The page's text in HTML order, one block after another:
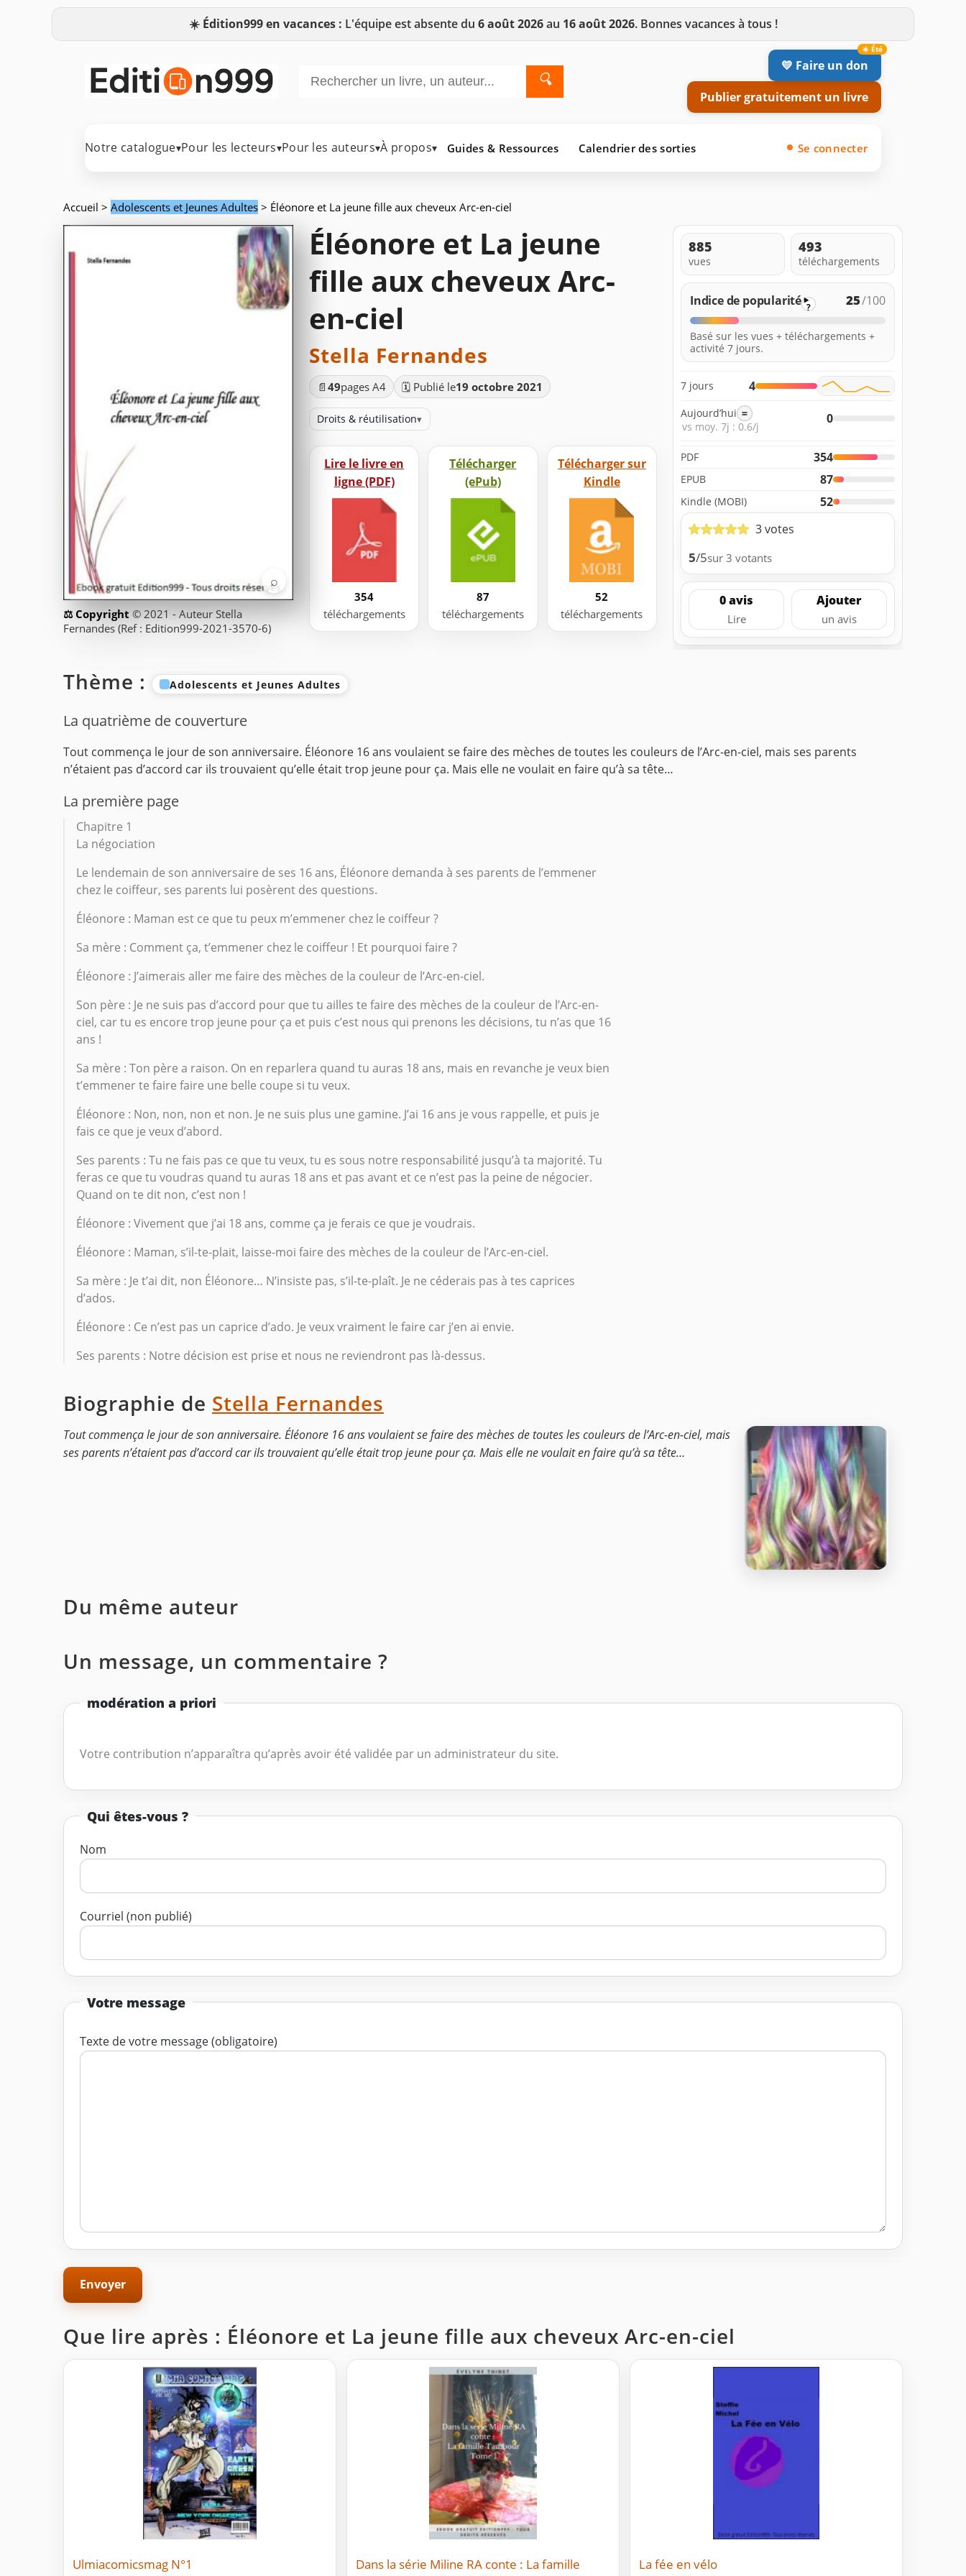
☀️ Édition999 en vacances : L'équipe est absente du 6 août 2026au 16 août 2026. Bonnes vacances à tous !
🔍
💛 Faire un don
Publier gratuitement un livre
Notre catalogue▾Pour les lecteurs▾Pour les auteurs▾À propos▾ Guides & Ressources Calendrier des sorties Se connecter
Accueil > Adolescents et Jeunes Adultes > Éléonore et La jeune fille aux cheveux Arc-en-ciel
⌕
© 2021 - Auteur Stella
Fernandes (Ref : Edition999-2021-3570-6)
Éléonore et La jeune
fille aux cheveux Arc-
en-ciel
Stella Fernandes
📄 49pages A4 🗓️ Publié le19 octobre 2021
Droits & réutilisation▾
Lire le livre en
ligne (PDF)
354
téléchargements
Télécharger
(ePub)
87
téléchargements
Télécharger sur
Kindle
52
téléchargements
885
vues
493
téléchargements
Indice de popularité ? 25/100
Basé sur les vues + téléchargements +
activité 7 jours.
7 jours 4
Aujourd’hui =
vs moy. 7j : 0.6/j
0
PDF 354
EPUB 87
Kindle (MOBI)
52
3 votes
5/5sur 3 votants
0 avis
Lire
Ajouter
un avis
Thème : Adolescents et Jeunes Adultes
La quatrième de couverture
Tout commença le jour de son anniversaire. Éléonore 16 ans voulaient se faire des mèches de toutes les couleurs de l’Arc-en-ciel, mais ses parents
n’étaient pas d’accord car ils trouvaient qu’elle était trop jeune pour ça. Mais elle ne voulait en faire qu’à sa tête…
La première page
Chapitre 1
La négociation
Le lendemain de son anniversaire de ses 16 ans, Éléonore demanda à ses parents de l’emmener
chez le coiffeur, ses parents lui posèrent des questions.
Éléonore : Maman est ce que tu peux m’emmener chez le coiffeur ?
Sa mère : Comment ça, t’emmener chez le coiffeur ! Et pourquoi faire ?
Éléonore : J’aimerais aller me faire des mèches de la couleur de l’Arc-en-ciel.
Son père : Je ne suis pas d’accord pour que tu ailles te faire des mèches de la couleur de l’Arc-en-
ciel, car tu es encore trop jeune pour ça et puis c’est nous qui prenons les décisions, tu n’as que 16
ans !
Sa mère : Ton père a raison. On en reparlera quand tu auras 18 ans, mais en revanche je veux bien
t’emmener te faire faire une belle coupe si tu veux.
Éléonore : Non, non, non et non. Je ne suis plus une gamine. J’ai 16 ans je vous rappelle, et puis je
fais ce que je veux d’abord.
Ses parents : Tu ne fais pas ce que tu veux, tu es sous notre responsabilité jusqu’à ta majorité. Tu
feras ce que tu voudras quand tu auras 18 ans et pas avant et ce n’est pas la peine de négocier.
Quand on te dit non, c’est non !
Éléonore : Vivement que j’ai 18 ans, comme ça je ferais ce que je voudrais.
Éléonore : Maman, s’il-te-plait, laisse-moi faire des mèches de la couleur de l’Arc-en-ciel.
Sa mère : Je t’ai dit, non Éléonore… N’insiste pas, s’il-te-plaît. Je ne céderais pas à tes caprices
d’ados.
Éléonore : Ce n’est pas un caprice d’ado. Je veux vraiment le faire car j’en ai envie.
Ses parents : Notre décision est prise et nous ne reviendront pas là-dessus.
Biographie de Stella Fernandes
Tout commença le jour de son anniversaire. Éléonore 16 ans voulaient se faire des mèches de toutes les couleurs de l’Arc-en-ciel, mais
ses parents n’étaient pas d’accord car ils trouvaient qu’elle était trop jeune pour ça. Mais elle ne voulait en faire qu’à sa tête…
Du même auteur
Un message, un commentaire ?
modération a priori
Votre contribution n’apparaîtra qu’après avoir été validée par un administrateur du site.
Qui êtes-vous ?
Nom
Courriel (non publié)
Votre message
Texte de votre message (obligatoire)
Que lire après : Éléonore et La jeune fille aux cheveux Arc-en-ciel
Ulmiacomicsmag N°1
Dans la série Miline RA conte : La famille
La fée en vélo